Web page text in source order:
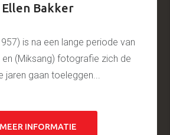
Ellen Bakker
is na een lange periode van
(Miksang) fotografie zich de
jaren gaan toeleggen...
MEER INFORMATIE